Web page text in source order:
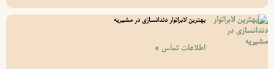
بهترین لابراتوار دندانسازی در مشیریه
اطلاعات تماس »